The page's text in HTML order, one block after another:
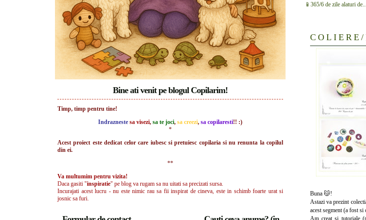
📱365/6 de zile alaturi
Buna 😽!
Astazi va prezint
acest segment (a fost
Am creat si tutoriale
Bine ati venit pe blogul Copilarim!
Timp, timp pentru tine!
Indrazneste sa visezi, sa te joci, sa creezi, sa copilaresti!! :)
*
Acest proiect este dedicat celor care iubesc si pretuiesc copilaria si nu renunta la copilul
din ei.
**
Va multumim pentru vizita!
Daca gasiti "inspiratie" pe blog va rugam sa nu uitati sa precizati sursa.
Incurajati acest lucru - nu este nimic rau sa fii inspirat de cineva, este in schimb foarte urat si
josnic sa furi.